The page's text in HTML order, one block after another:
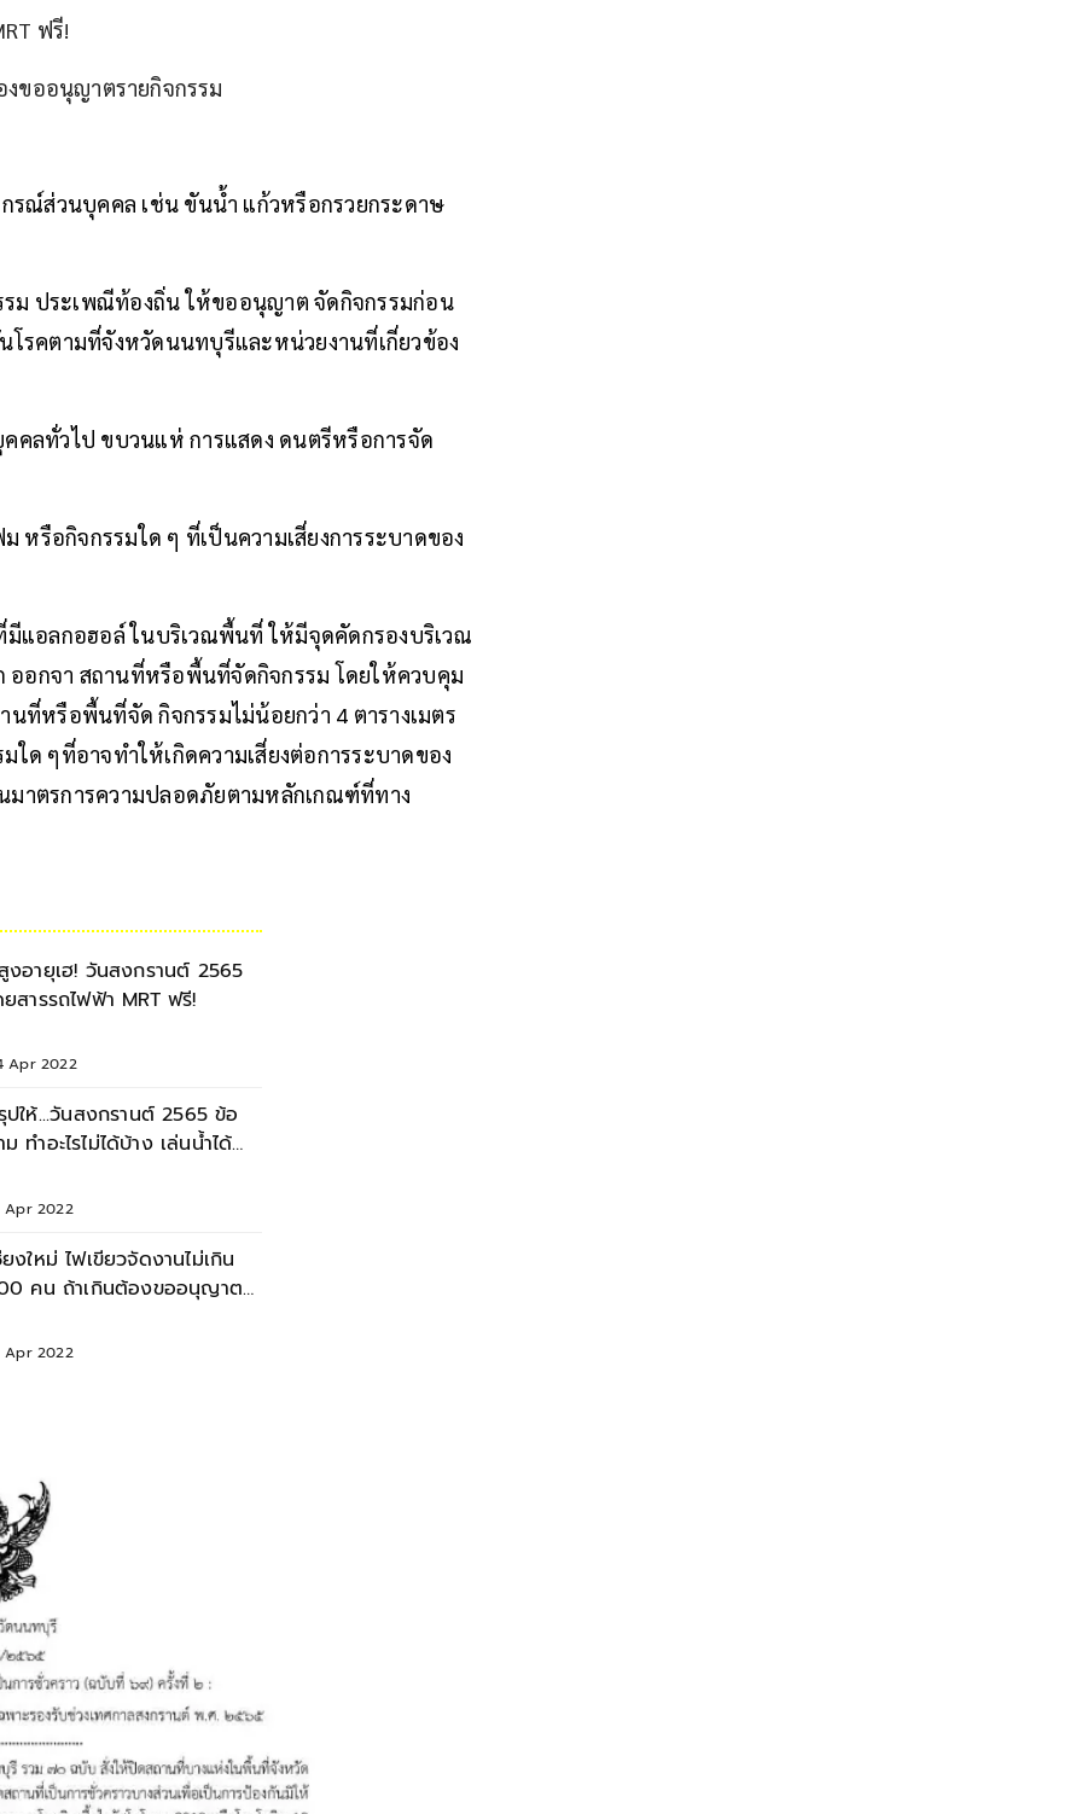
ฟรี!
งขออนุญาตรายกิจกรรม
รณ์ส่วนบุคคล เช่น ขันน้ำ แก้วหรือกรวยกระดาษ
ม ประเพณีท้องถิ่น ให้ขออนุญาต จัดกิจกรรมก่อน
โรคตามที่จังหวัดนนทบุรีและหน่วยงานที่เกี่ยวข้อง
คลทั่วไป ขบวนแห่ การแสดง ดนตรีหรือการจัด
หรือกิจกรรมใด ๆ ที่เป็นความเสี่ยงการระบาดของ
แอลกอฮอล์ ในบริเวณพื้นที่ ให้มีจุดคัดกรองบริเวณ
ออกจา สถานที่หรือพื้นที่จัดกิจกรรม โดยให้ควบคุม
ที่หรือพื้นที่จัด กิจกรรมไม่น้อยกว่า 4 ตารางเมตร
ด ๆที่อาจทำให้เกิดความเสี่ยงต่อการระบาดของ
าตรการความปลอดภัยตามหลักเกณฑ์ที่ทาง
งอายุเฮ! วันสงกรานต์ 2565
ยสารรถไฟฟ้า MRT ฟรี!
Apr 2022
ปให้...วันสงกรานต์ 2565 ข้อ
ม ทำอะไรไม่ได้บ้าง เล่นน้ำได้
Apr 2022
ยงใหม่ ไฟเขียวจัดงานไม่เกิน
คน ถ้าเกินต้องขออนุญาต
Apr 2022